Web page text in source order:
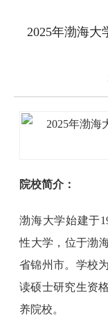
2025年渤海大
院校简介：
渤海大学始建于
性大学，位于渤
省锦州市。学校
读硕士研究生资
养院校。